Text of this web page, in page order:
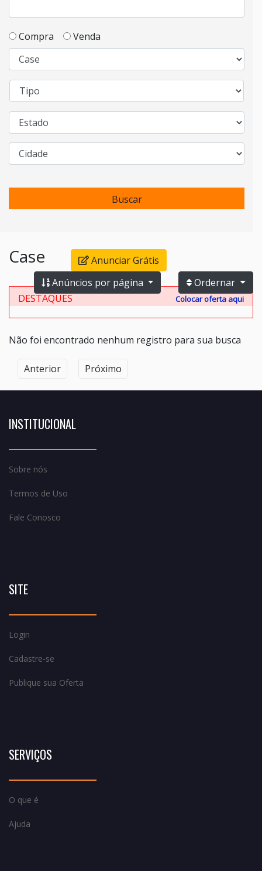
Compra Venda
Buscar
Case
Anunciar Grátis
Ordernar
Anúncios por página
DESTAQUES
Colocar oferta aqui
Não foi encontrado nenhum registro para sua busca
Anterior Próximo
INSTITUCIONAL
Sobre nós
Termos de Uso
Fale Conosco
SITE
Login
Cadastre-se
Publique sua Oferta
SERVIÇOS
O que é
Ajuda